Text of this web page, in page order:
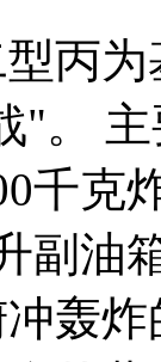
丙
"。
千克
副油
轰